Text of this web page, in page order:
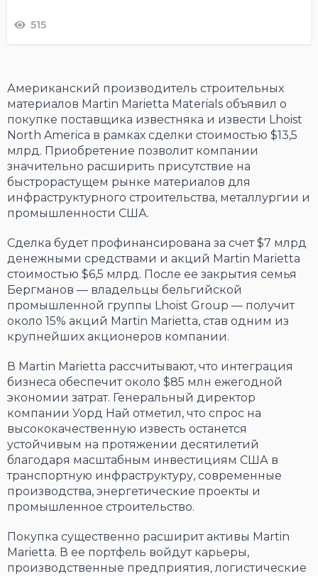
515
Американский производитель строительных
материалов Martin Marietta Materials объявил о
покупке поставщика известняка и извести Lhoist
North America в рамках сделки стоимостью $13,5
млрд. Приобретение позволит компании
значительно расширить присутствие на
быстрорастущем рынке материалов для
инфраструктурного строительства, металлургии и
промышленности США.
Сделка будет профинансирована за счет $7 млрд
денежными средствами и акций Martin Marietta
стоимостью $6,5 млрд. После ее закрытия семья
Бергманов — владельцы бельгийской
промышленной группы Lhoist Group — получит
около 15% акций Martin Marietta, став одним из
крупнейших акционеров компании.
В Martin Marietta рассчитывают, что интеграция
бизнеса обеспечит около $85 млн ежегодной
экономии затрат. Генеральный директор
компании Уорд Най отметил, что спрос на
высококачественную известь останется
устойчивым на протяжении десятилетий
благодаря масштабным инвестициям США в
транспортную инфраструктуру, современные
производства, энергетические проекты и
промышленное строительство.
Покупка существенно расширит активы Martin
Marietta. В ее портфель войдут карьеры,
производственные предприятия, логистические